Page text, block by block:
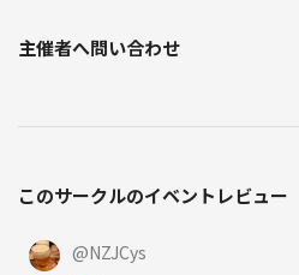
（主催も勧誘されやすい顔なので
スイレン企画での雰囲気となります^ ^
《つなげーと上でのLINE IDの交換・聞き出す行為
主催者へ問い合わせ
このサークルのイベントレビュー
@NZJCys